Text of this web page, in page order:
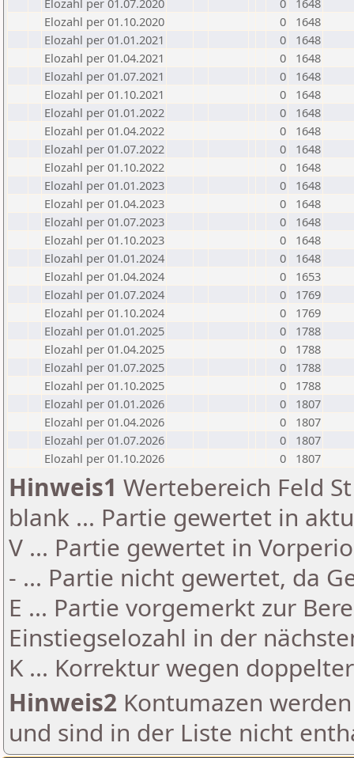
Elozahl per 01.07.2020
0
1648
Elozahl per 01.10.2020
0
1648
Elozahl per 01.01.2021
0
1648
Elozahl per 01.04.2021
0
1648
Elozahl per 01.07.2021
0
1648
Elozahl per 01.10.2021
0
1648
Elozahl per 01.01.2022
0
1648
Elozahl per 01.04.2022
0
1648
Elozahl per 01.07.2022
0
1648
Elozahl per 01.10.2022
0
1648
Elozahl per 01.01.2023
0
1648
Elozahl per 01.04.2023
0
1648
Elozahl per 01.07.2023
0
1648
Elozahl per 01.10.2023
0
1648
Elozahl per 01.01.2024
0
1648
Elozahl per 01.04.2024
0
1653
Elozahl per 01.07.2024
0
1769
Elozahl per 01.10.2024
0
1769
Elozahl per 01.01.2025
0
1788
Elozahl per 01.04.2025
0
1788
Elozahl per 01.07.2025
0
1788
Elozahl per 01.10.2025
0
1788
Elozahl per 01.01.2026
0
1807
Elozahl per 01.04.2026
0
1807
Elozahl per 01.07.2026
0
1807
Elozahl per 01.10.2026
0 1807
Hinweis1 Wertebereich Feld
blank ... Partie gewertet in
V ... Partie gewertet in
- ... Partie nicht gewertet, da
E ... Partie vorgemerkt zur
Einstiegselozahl in der
K ... Korrektur wegen
Hinweis2 Kontumazen
und sind in der Liste nicht